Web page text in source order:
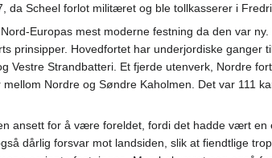
da Scheel forlot militæret og ble tollkasserer i
Europas mest moderne festning da den var
prinsipper. Hovedfortet har underjordiske ganger
Vestre Strandbatteri. Et fjerde utenverk, Nordre
Nordre og Søndre Kaholmen. Det var 111
ansett for å være foreldet, fordi det hadde vært en
dårlig forsvar mot landsiden, slik at fiendtlige